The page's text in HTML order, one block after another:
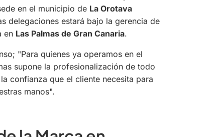
en el municipio de La Orotava
delegaciones estará bajo la gerencia de
en Las Palmas de Gran Canaria.
"Para quienes ya operamos en el
supone la profesionalización de todo
confianza que el cliente necesita para
manos".